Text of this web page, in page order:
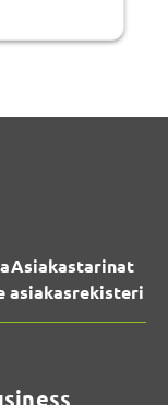
Asiakastarinat
asiakasrekisteri